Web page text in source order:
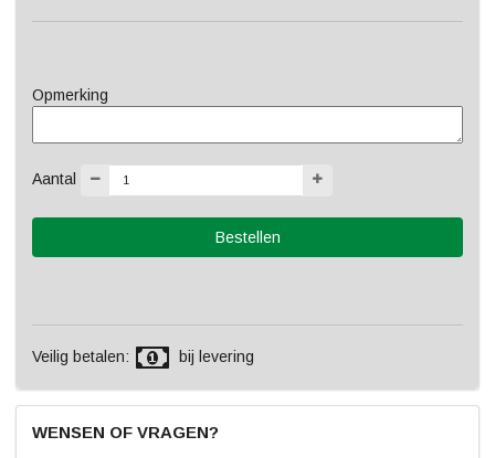
Opmerking
Aantal
Veilig betalen: bij levering
WENSEN OF VRAGEN?